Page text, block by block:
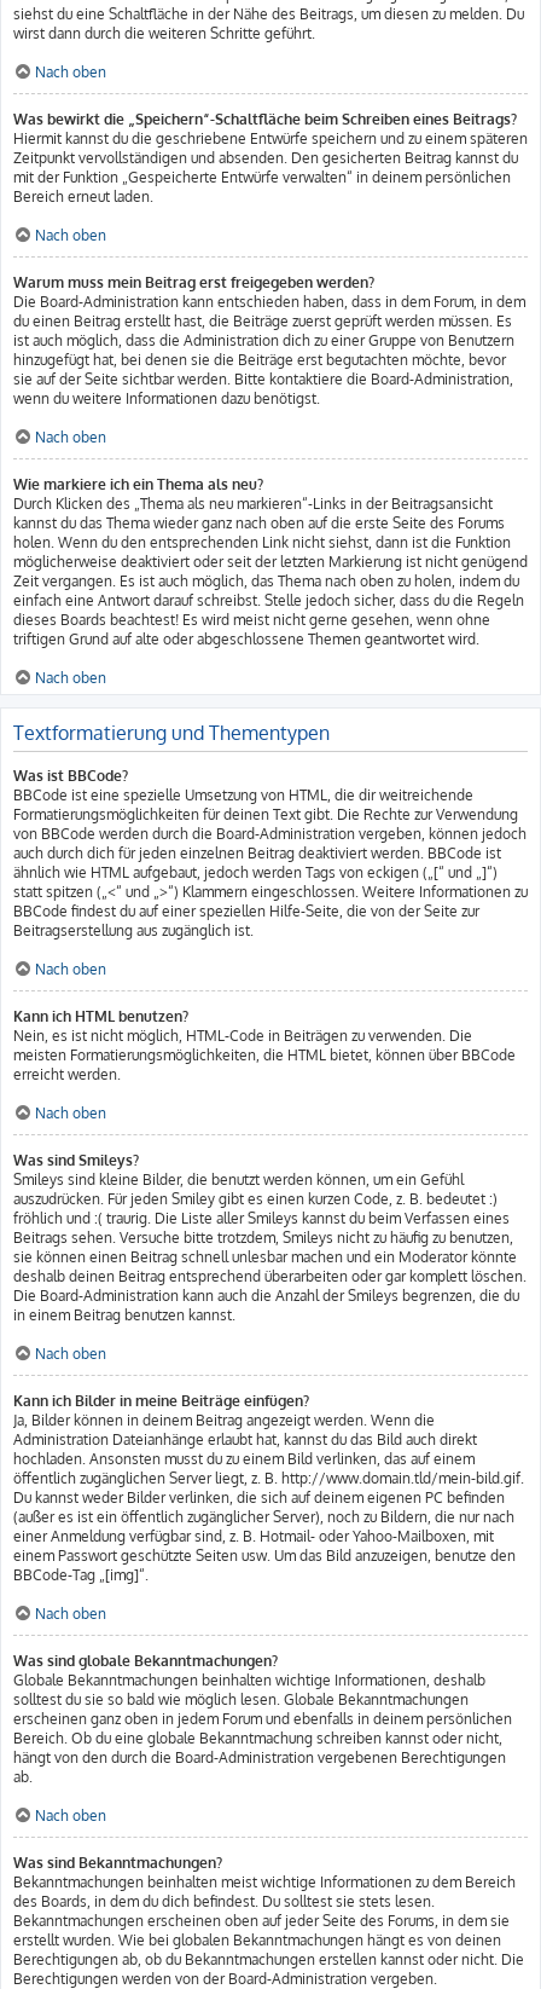
siehst du eine Schaltfläche in der Nähe des Beitrags, um diesen zu melden. Du
wirst dann durch die weiteren Schritte geführt.
Nach oben
Was bewirkt die „Speichern“-Schaltfläche beim Schreiben eines Beitrags?
Hiermit kannst du die geschriebene Entwürfe speichern und zu einem späteren
Zeitpunkt vervollständigen und absenden. Den gesicherten Beitrag kannst du
mit der Funktion „Gespeicherte Entwürfe verwalten“ in deinem persönlichen
Bereich erneut laden.
Nach oben
Warum muss mein Beitrag erst freigegeben werden?
Die Board-Administration kann entschieden haben, dass in dem Forum, in dem
du einen Beitrag erstellt hast, die Beiträge zuerst geprüft werden müssen. Es
ist auch möglich, dass die Administration dich zu einer Gruppe von Benutzern
hinzugefügt hat, bei denen sie die Beiträge erst begutachten möchte, bevor
sie auf der Seite sichtbar werden. Bitte kontaktiere die Board-Administration,
wenn du weitere Informationen dazu benötigst.
Nach oben
Wie markiere ich ein Thema als neu?
Durch Klicken des „Thema als neu markieren“-Links in der Beitragsansicht
kannst du das Thema wieder ganz nach oben auf die erste Seite des Forums
holen. Wenn du den entsprechenden Link nicht siehst, dann ist die Funktion
möglicherweise deaktiviert oder seit der letzten Markierung ist nicht genügend
Zeit vergangen. Es ist auch möglich, das Thema nach oben zu holen, indem du
einfach eine Antwort darauf schreibst. Stelle jedoch sicher, dass du die Regeln
dieses Boards beachtest! Es wird meist nicht gerne gesehen, wenn ohne
triftigen Grund auf alte oder abgeschlossene Themen geantwortet wird.
Nach oben
Textformatierung und Thementypen
Was ist BBCode?
BBCode ist eine spezielle Umsetzung von HTML, die dir weitreichende
Formatierungsmöglichkeiten für deinen Text gibt. Die Rechte zur Verwendung
von BBCode werden durch die Board-Administration vergeben, können jedoch
auch durch dich für jeden einzelnen Beitrag deaktiviert werden. BBCode ist
ähnlich wie HTML aufgebaut, jedoch werden Tags von eckigen („[“ und „]“)
statt spitzen („<“ und „>“) Klammern eingeschlossen. Weitere Informationen zu
BBCode findest du auf einer speziellen Hilfe-Seite, die von der Seite zur
Beitragserstellung aus zugänglich ist.
Nach oben
Kann ich HTML benutzen?
Nein, es ist nicht möglich, HTML-Code in Beiträgen zu verwenden. Die
meisten Formatierungsmöglichkeiten, die HTML bietet, können über BBCode
erreicht werden.
Nach oben
Was sind Smileys?
Smileys sind kleine Bilder, die benutzt werden können, um ein Gefühl
auszudrücken. Für jeden Smiley gibt es einen kurzen Code, z. B. bedeutet :)
fröhlich und :( traurig. Die Liste aller Smileys kannst du beim Verfassen eines
Beitrags sehen. Versuche bitte trotzdem, Smileys nicht zu häufig zu benutzen,
sie können einen Beitrag schnell unlesbar machen und ein Moderator könnte
deshalb deinen Beitrag entsprechend überarbeiten oder gar komplett löschen.
Die Board-Administration kann auch die Anzahl der Smileys begrenzen, die du
in einem Beitrag benutzen kannst.
Nach oben
Kann ich Bilder in meine Beiträge einfügen?
Ja, Bilder können in deinem Beitrag angezeigt werden. Wenn die
Administration Dateianhänge erlaubt hat, kannst du das Bild auch direkt
hochladen. Ansonsten musst du zu einem Bild verlinken, das auf einem
öffentlich zugänglichen Server liegt, z. B. http://www.domain.tld/mein-bild.gif.
Du kannst weder Bilder verlinken, die sich auf deinem eigenen PC befinden
(außer es ist ein öffentlich zugänglicher Server), noch zu Bildern, die nur nach
einer Anmeldung verfügbar sind, z. B. Hotmail- oder Yahoo-Mailboxen, mit
einem Passwort geschützte Seiten usw. Um das Bild anzuzeigen, benutze den
BBCode-Tag „[img]“.
Nach oben
Was sind globale Bekanntmachungen?
Globale Bekanntmachungen beinhalten wichtige Informationen, deshalb
solltest du sie so bald wie möglich lesen. Globale Bekanntmachungen
erscheinen ganz oben in jedem Forum und ebenfalls in deinem persönlichen
Bereich. Ob du eine globale Bekanntmachung schreiben kannst oder nicht,
hängt von den durch die Board-Administration vergebenen Berechtigungen
ab.
Nach oben
Was sind Bekanntmachungen?
Bekanntmachungen beinhalten meist wichtige Informationen zu dem Bereich
des Boards, in dem du dich befindest. Du solltest sie stets lesen.
Bekanntmachungen erscheinen oben auf jeder Seite des Forums, in dem sie
erstellt wurden. Wie bei globalen Bekanntmachungen hängt es von deinen
Berechtigungen ab, ob du Bekanntmachungen erstellen kannst oder nicht. Die
Berechtigungen werden von der Board-Administration vergeben.